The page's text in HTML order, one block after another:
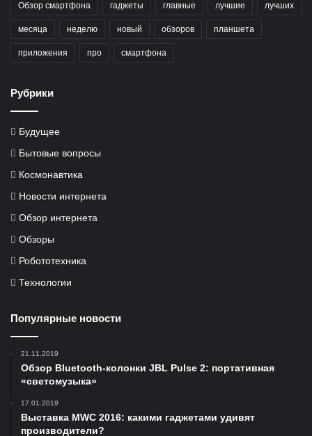
Обзор смартфона гаджеты главные лучшие лучших
месяца неделю новый обзоров планшета
приложения про смартфона
Рубрики
Будущее
Бытовые вопросы
Космонавтика
Новости интернета
Обзор интернета
Обзоры
Робототехника
Технологии
Популярные новости
21.11.2019
Обзор Bluetooth-колонки JBL Pulse 2: портативная
«светомузыка»
17.01.2019
Выставка MWC 2016: какими гаджетами удивят
производители?